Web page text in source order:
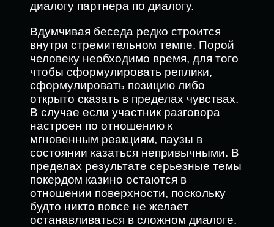
диалогу партнера по диалогу.
Вдумчивая беседа редко строится
внутри стремительном темпе. Порой
человеку необходимо время, для того
чтобы сформулировать реплики,
сформулировать позицию либо
открыто сказать в пределах чувствах.
В случае если участник разговора
настроен по отношению к
мгновенным реакциям, паузы в
состоянии казаться непривычными. В
пределах результате серьезные темы
покердом казино остаются в
отношении поверхности, поскольку
будто никто вовсе не желает
останавливаться в сложном диалоге.